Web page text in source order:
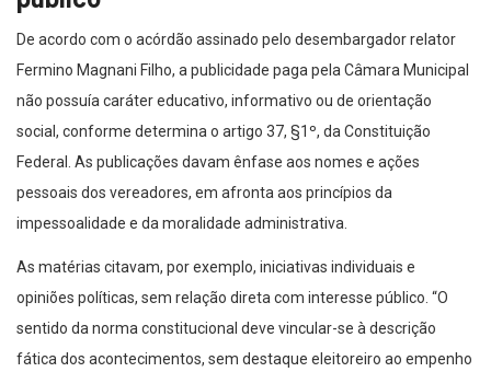
De acordo com o acórdão assinado pelo desembargador relator
Fermino Magnani Filho, a publicidade paga pela Câmara Municipal
não possuía caráter educativo, informativo ou de orientação
social, conforme determina o artigo 37, §1º, da Constituição
Federal. As publicações davam ênfase aos nomes e ações
pessoais dos vereadores, em afronta aos princípios da
impessoalidade e da moralidade administrativa.
opiniões políticas, sem relação direta com interesse público. “O
sentido da norma constitucional deve vincular-se à descrição
fática dos acontecimentos, sem destaque eleitoreiro ao empenho
pessoal deste ou daquele agente político”, escreveu o relator.